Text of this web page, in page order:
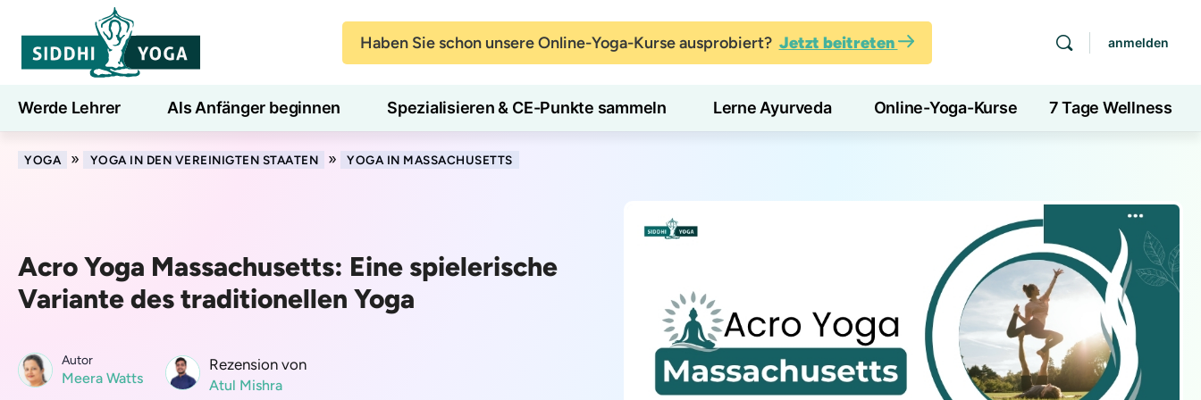
Haben Sie schon unsere Online-Yoga-Kurse ausprobiert? Jetzt beitreten anmelden
Werde Lehrer Als Anfänger beginnen Spezialisieren & CE-Punkte sammeln Lerne Ayurveda Online-Yoga-Kurse 7 Tage Wellness
Blog Lernen
YOGA » YOGA IN DEN VEREINIGTEN STAATEN » YOGA IN MASSACHUSETTS
Acro Yoga Massachusetts: Eine spielerische
Variante des traditionellen Yoga
Autor
Meera Watts
Rezension von
Atul Mishra